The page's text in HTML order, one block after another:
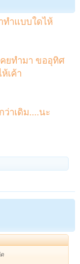
ทำแบบใดไห้
ยทำมา ขออุทิศ
เค้า
าเดิม....นะ